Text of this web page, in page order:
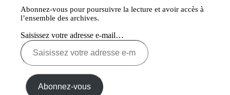
Abonnez-vous pour poursuivre la lecture et avoir accès à
l’ensemble des archives.
Saisissez votre adresse e-mail…
Abonnez-vous